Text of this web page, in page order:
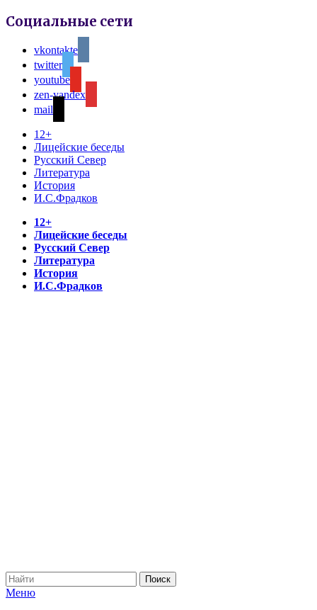
Социальные сети
vkontakte
twitter
youtube
zen-yandex
mail
12+
Лицейские беседы
Русский Север
Литература
История
И.С.Фрадков
12+
Лицейские беседы
Русский Север
Литература
История
И.С.Фрадков
Меню